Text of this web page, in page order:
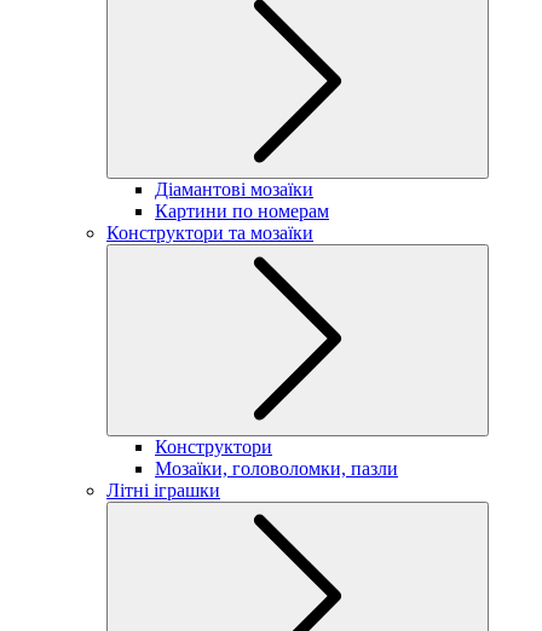
Діамантові мозаїки
Картини по номерам
Конструктори та мозаїки
Конструктори
Мозаїки, головоломки, пазли
Літні іграшки